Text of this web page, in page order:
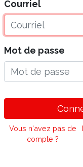
Courriel
Mot de passe
Vous n'avez pas de
compte ?